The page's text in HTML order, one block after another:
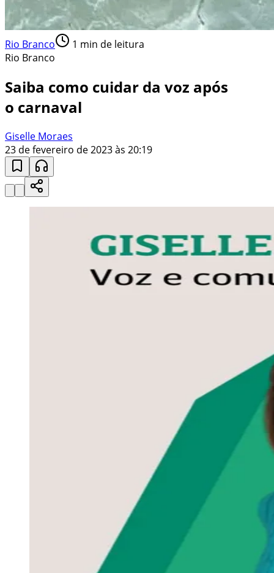
Rio Branco 1 min de leitura
Rio Branco
Saiba como cuidar da voz após
o carnaval
Giselle Moraes
23 de fevereiro de 2023 às 20:19